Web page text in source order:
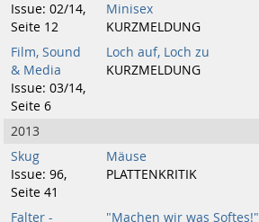
Issue: 02/14,
Seite 12
Minisex
KURZMELDUNG
Film, Sound
& Media
Issue: 03/14,
Seite 6
Loch auf, Loch zu
KURZMELDUNG
2013
Skug
Issue: 96,
Seite 41
Mäuse
PLATTENKRITIK
Falter -
"Machen wir was Softes!"